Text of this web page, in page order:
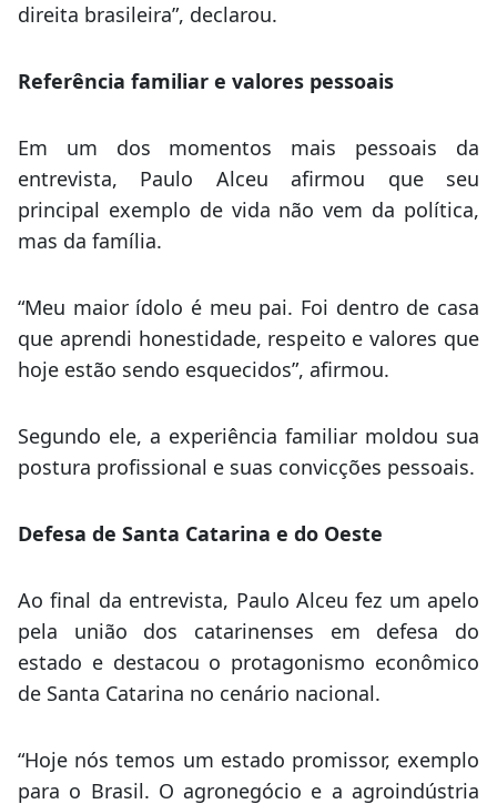
direita brasileira”, declarou.
Referência familiar e valores pessoais
Em um dos momentos mais pessoais da
entrevista, Paulo Alceu afirmou que seu
principal exemplo de vida não vem da política,
mas da família.
“Meu maior ídolo é meu pai. Foi dentro de casa
que aprendi honestidade, respeito e valores que
hoje estão sendo esquecidos”, afirmou.
Segundo ele, a experiência familiar moldou sua
postura profissional e suas convicções pessoais.
Defesa de Santa Catarina e do Oeste
Ao final da entrevista, Paulo Alceu fez um apelo
pela união dos catarinenses em defesa do
estado e destacou o protagonismo econômico
de Santa Catarina no cenário nacional.
“Hoje nós temos um estado promissor, exemplo
para o Brasil. O agronegócio e a agroindústria